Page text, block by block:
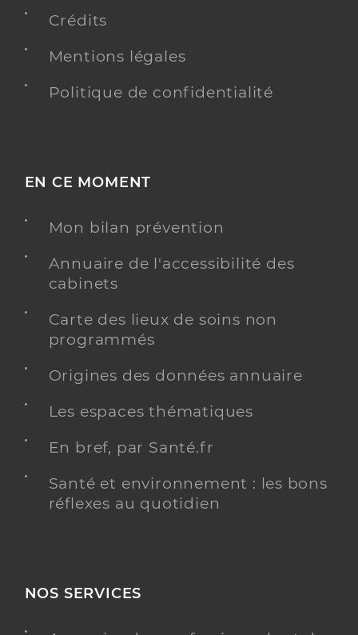
Crédits
Mentions légales
Politique de confidentialité
EN CE MOMENT
Mon bilan prévention
Annuaire de l'accessibilité des
cabinets
Carte des lieux de soins non
programmés
Origines des données annuaire
Les espaces thématiques
En bref, par Santé.fr
Santé et environnement : les bons
réflexes au quotidien
NOS SERVICES